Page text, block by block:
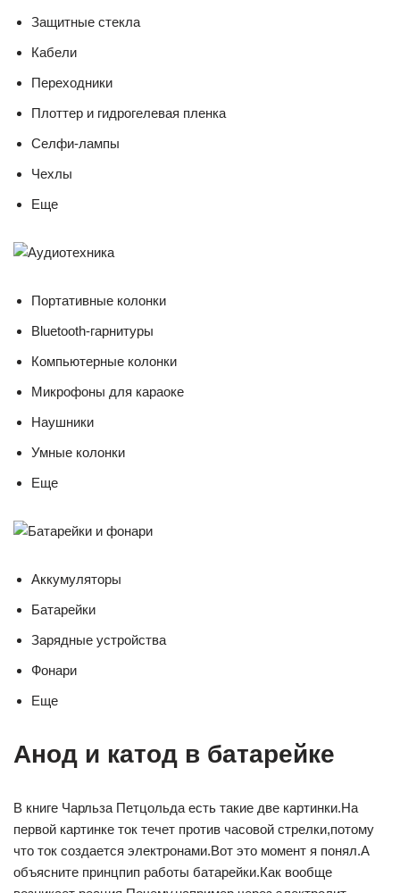
Защитные стекла
Кабели
Переходники
Плоттер и гидрогелевая пленка
Селфи-лампы
Чехлы
Еще
Портативные колонки
Bluetooth-гарнитуры
Компьютерные колонки
Микрофоны для караоке
Наушники
Умные колонки
Еще
Аккумуляторы
Батарейки
Зарядные устройства
Фонари
Еще
Анод и катод в батарейке
В книге Чарльза Петцольда есть такие две картинки.На
первой картинке ток течет против часовой стрелки,потому
что ток создается электронами.Вот это момент я понял.А
объясните принцпип работы батарейки.Как вообще